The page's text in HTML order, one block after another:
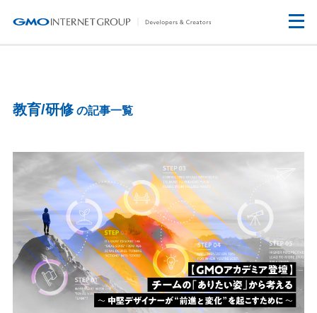
教育/研修の記事一覧